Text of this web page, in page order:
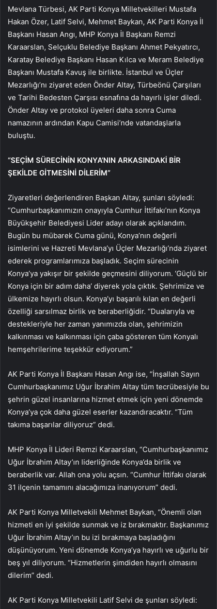
Mevlana Türbesi, AK Parti Konya Milletvekilleri Mustafa
Hakan Özer, Latif Selvi, Mehmet Baykan, AK Parti Konya İl
Başkanı Hasan Angı, MHP Konya İl Başkanı Remzi
Karaarslan, Selçuklu Belediye Başkanı Ahmet Pekyatırcı,
Karatay Belediye Başkanı Hasan Kılca ve Meram Belediye
Başkanı Mustafa Kavuş ile birlikte. İstanbul ve Üçler
Mezarlığı’nı ziyaret eden Önder Altay, Türbeönü Çarşıları
ve Tarihi Bedesten Çarşısı esnafına da hayırlı işler diledi.
Önder Altay ve protokol üyeleri daha sonra Cuma
namazının ardından Kapu Camisi’nde vatandaşlarla
buluştu.
“SEÇİM SÜRECİNİN KONYA’NIN ARKASINDAKİ BİR
ŞEKİLDE GİTMESİNİ DİLERİM”
Ziyaretleri değerlendiren Başkan Altay, şunları söyledi:
“Cumhurbaşkanımızın onayıyla Cumhur İttifakı’nın Konya
Büyükşehir Belediyesi Lider adayı olarak açıklandım.
Bugün bu mübarek Cuma günü, Konya’nın değerli
isimlerini ve Hazreti Mevlana’yı Üçler Mezarlığı’nda ziyaret
ederek programlarımıza başladık. Seçim sürecinin
Konya’ya yakışır bir şekilde geçmesini diliyorum. ‘Güçlü bir
Konya için bir adım daha’ diyerek yola çıktık. Şehrimize ve
ülkemize hayırlı olsun. Konya’yı başarılı kılan en değerli
özelliği sarsılmaz birlik ve beraberliğidir. “Dualarıyla ve
destekleriyle her zaman yanımızda olan, şehrimizin
kalkınması ve kalkınması için çaba gösteren tüm Konyalı
hemşehrilerime teşekkür ediyorum.”
AK Parti Konya İl Başkanı Hasan Angı ise, “İnşallah Sayın
Cumhurbaşkanımız Uğur İbrahim Altay tüm tecrübesiyle bu
şehrin güzel insanlarına hizmet etmek için yeni dönemde
Konya’ya çok daha güzel eserler kazandıracaktır. “Tüm
takıma başarılar diliyoruz” dedi.
MHP Konya İl Lideri Remzi Karaarslan, “Cumhurbaşkanımız
Uğur İbrahim Altay’ın liderliğinde Konya’da birlik ve
beraberlik var. Allah ona yolu açsın. “Cumhur İttifakı olarak
31 ilçenin tamamını alacağımıza inanıyorum” dedi.
AK Parti Konya Milletvekili Mehmet Baykan, “Önemli olan
hizmeti en iyi şekilde sunmak ve iz bırakmaktır. Başkanımız
Uğur İbrahim Altay’ın bu izi bırakmaya başladığını
düşünüyorum. Yeni dönemde Konya’ya hayırlı ve uğurlu bir
beş yıl diliyorum. “Hizmetlerin şimdiden hayırlı olmasını
dilerim” dedi.
AK Parti Konya Milletvekili Latif Selvi de şunları söyledi: